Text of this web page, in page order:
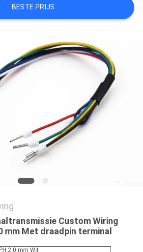
BESTE PRIJS
Custom Wiring
mm Met draadpin terminal
PH 2,0 mm Wit